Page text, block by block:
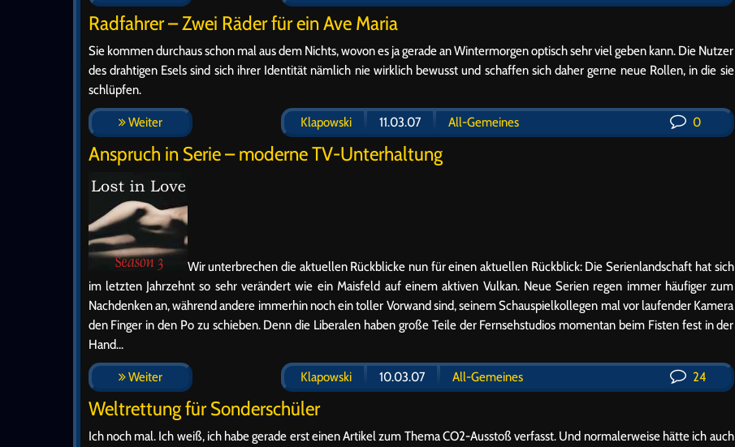
Radfahrer – Zwei Räder für ein Ave Maria
Sie kommen durchaus schon mal aus dem Nichts, wovon es ja gerade an Wintermorgen optisch sehr viel geben kann. Die Nutzer
des drahtigen Esels sind sich ihrer Identität nämlich nie wirklich bewusst und schaffen sich daher gerne neue Rollen, in die sie
schlüpfen.
Weiter Klapowski 11.03.07 All-Gemeines 0
Anspruch in Serie – moderne TV-Unterhaltung
Wir unterbrechen die aktuellen Rückblicke nun für einen aktuellen Rückblick: Die Serienlandschaft hat sich
im letzten Jahrzehnt so sehr verändert wie ein Maisfeld auf einem aktiven Vulkan. Neue Serien regen immer häufiger zum
Nachdenken an, während andere immerhin noch ein toller Vorwand sind, seinem Schauspielkollegen mal vor laufender Kamera
den Finger in den Po zu schieben. Denn die Liberalen haben große Teile der Fernsehstudios momentan beim Fisten fest in der
Hand…
Weiter Klapowski 10.03.07 All-Gemeines 24
Weltrettung für Sonderschüler
Ich noch mal. Ich weiß, ich habe gerade erst einen Artikel zum Thema CO2-Ausstoß verfasst. Und normalerweise hätte ich auch